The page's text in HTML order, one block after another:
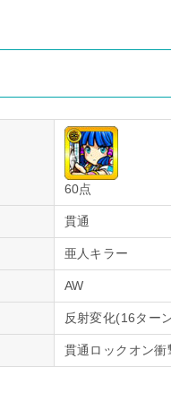
60点
貫通
亜人キラー
AW
反射変化(16ター
貫通ロックオン衝